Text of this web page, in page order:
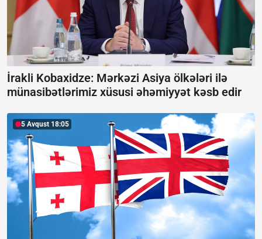
İrakli Kobaxidze: Mərkəzi Asiya ölkələri ilə
münasibətlərimiz xüsusi əhəmiyyət kəsb edir
5 Avqust 18:05